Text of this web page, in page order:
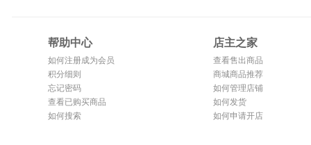
帮助中心
如何注册成为会员
积分细则
忘记密码
查看已购买商品
如何搜索
店主之家
查看售出商品
商城商品推荐
如何管理店铺
如何发货
如何申请开店